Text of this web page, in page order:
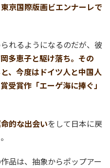
東京国際版画ビエンナーレで
れるようになるのだが、彼
多恵子と駆け落ち。その
、今度はドイツ人と中国人
受賞作「エーゲ海に捧ぐ」
的な出会いをして日本に戻
品は、抽象からポップアー